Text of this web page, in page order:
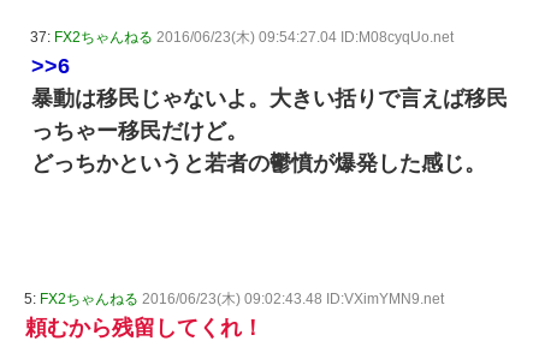
37: FX2ちゃんねる 2016/06/23(木) 09:54:27.04 ID:M08cyqUo.net
>>6
暴動は移民じゃないよ。大きい括りで言えば移民
っちゃー移民だけど。
どっちかというと若者の鬱憤が爆発した感じ。
5: FX2ちゃんねる 2016/06/23(木) 09:02:43.48 ID:VXimYMN9.net
頼むから残留してくれ！